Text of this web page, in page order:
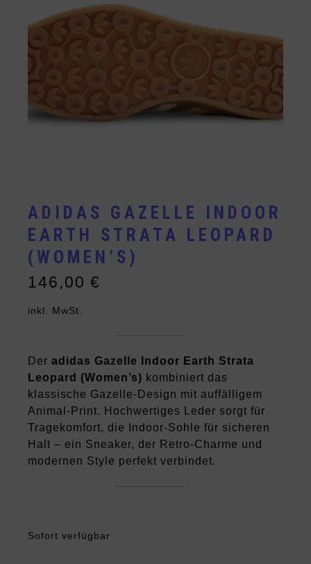
ADIDAS GAZELLE INDOOR
EARTH STRATA LEOPARD
(WOMEN’S)
146,00€
inkl. MwSt.
Deradidas Gazelle Indoor Earth Strata
Leopard (Women’s) kombiniert das
klassische Gazelle-Design mit auffälligem
Animal-Print. Hochwertiges Leder sorgt für
Tragekomfort, die Indoor-Sohle für sicheren
Halt – ein Sneaker, der Retro-Charme und
modernen Style perfekt verbindet.
Sofort verfügbar